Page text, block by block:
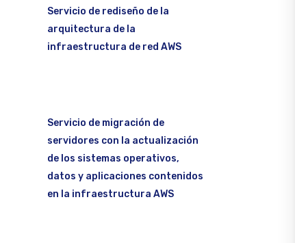
Servicio de rediseño de la
arquitectura de la
infraestructura de red AWS
Servicio de migración de
servidores con la actualización
de los sistemas operativos,
datos y aplicaciones contenidos
en la infraestructura AWS